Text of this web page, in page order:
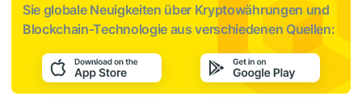
Sie globale Neuigkeiten über Kryptowährungen und
Blockchain-Technologie aus verschiedenen Quellen: